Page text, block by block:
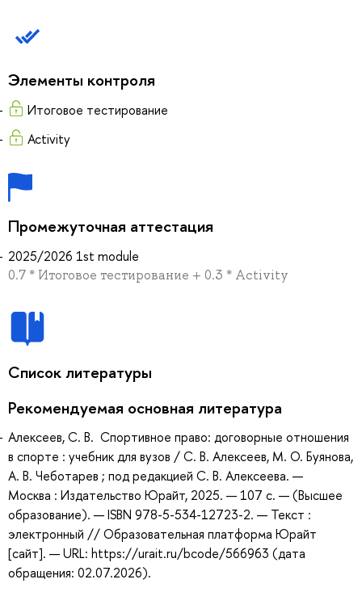
Элементы контроля
Итоговое тестирование
Activity
Промежуточная аттестация
2025/2026 1st module
0.7 * Итоговое тестирование + 0.3 * Activity
Список литературы
Рекомендуемая основная литература
Алексеев, С. В. Спортивное право: договорные отношения
в спорте : учебник для вузов / С. В. Алексеев, М. О. Буянова,
А. В. Чеботарев ; под редакцией С. В. Алексеева. —
Москва : Издательство Юрайт, 2025. — 107 с. — (Высшее
образование). — ISBN 978-5-534-12723-2. — Текст :
электронный // Образовательная платформа Юрайт
[сайт]. — URL: https://urait.ru/bcode/566963 (дата
обращения: 02.07.2026).